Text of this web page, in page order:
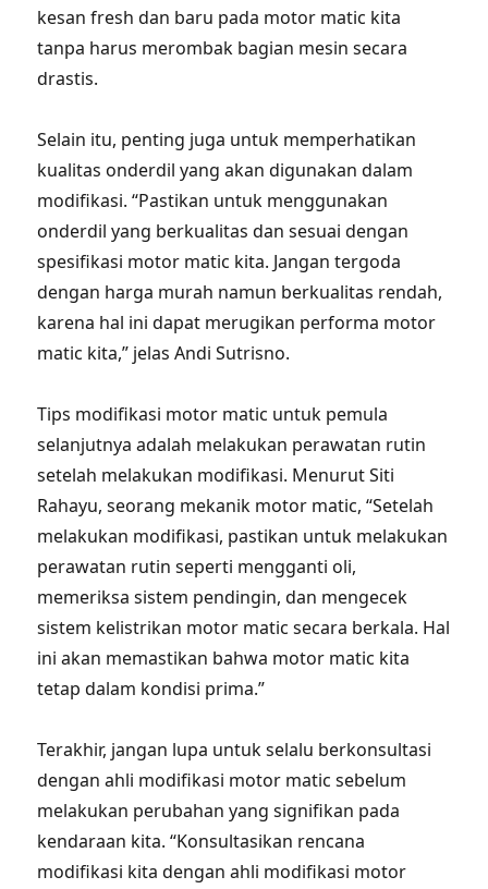
kesan fresh dan baru pada motor matic kita
tanpa harus merombak bagian mesin secara
drastis.
Selain itu, penting juga untuk memperhatikan
kualitas onderdil yang akan digunakan dalam
modifikasi. “Pastikan untuk menggunakan
onderdil yang berkualitas dan sesuai dengan
spesifikasi motor matic kita. Jangan tergoda
dengan harga murah namun berkualitas rendah,
karena hal ini dapat merugikan performa motor
matic kita,” jelas Andi Sutrisno.
Tips modifikasi motor matic untuk pemula
selanjutnya adalah melakukan perawatan rutin
setelah melakukan modifikasi. Menurut Siti
Rahayu, seorang mekanik motor matic, “Setelah
melakukan modifikasi, pastikan untuk melakukan
perawatan rutin seperti mengganti oli,
memeriksa sistem pendingin, dan mengecek
sistem kelistrikan motor matic secara berkala. Hal
ini akan memastikan bahwa motor matic kita
tetap dalam kondisi prima.”
Terakhir, jangan lupa untuk selalu berkonsultasi
dengan ahli modifikasi motor matic sebelum
melakukan perubahan yang signifikan pada
kendaraan kita. “Konsultasikan rencana
modifikasi kita dengan ahli modifikasi motor